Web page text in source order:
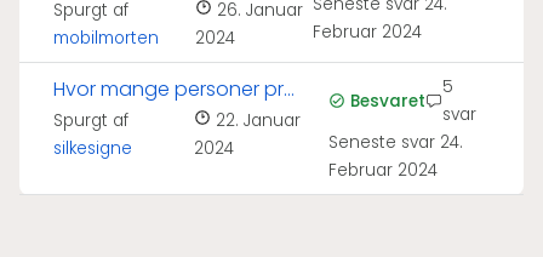
bedst til kaviar?
Spurgt af
mobilmorten
26. Januar
2024
Februar 2024
Hvor mange personer pr
flaske champagne?
Spurgt af
silkesigne
22. Januar
2024
Besvaret
5
svar
Seneste svar 24.
Februar 2024